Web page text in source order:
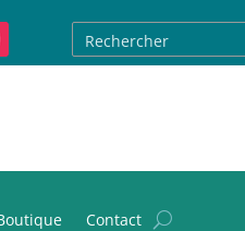
Contact